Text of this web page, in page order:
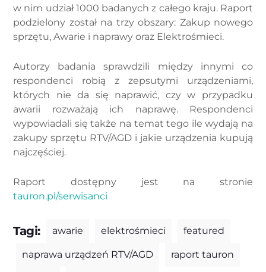
w nim udział 1000 badanych z całego kraju. Raport
podzielony został na trzy obszary: Zakup nowego
sprzętu, Awarie i naprawy oraz Elektrośmieci.
Autorzy badania sprawdzili między innymi co
respondenci robią z zepsutymi urządzeniami,
których nie da się naprawić, czy w przypadku
awarii rozważają ich naprawę. Respondenci
wypowiadali się także na temat tego ile wydają na
zakupy sprzętu RTV/AGD i jakie urządzenia kupują
najczęściej.
Raport dostępny jest na stronie
tauron.pl/serwisanci
Tagi: awarie elektrośmieci featured
naprawa urządzeń RTV/AGD raport tauron